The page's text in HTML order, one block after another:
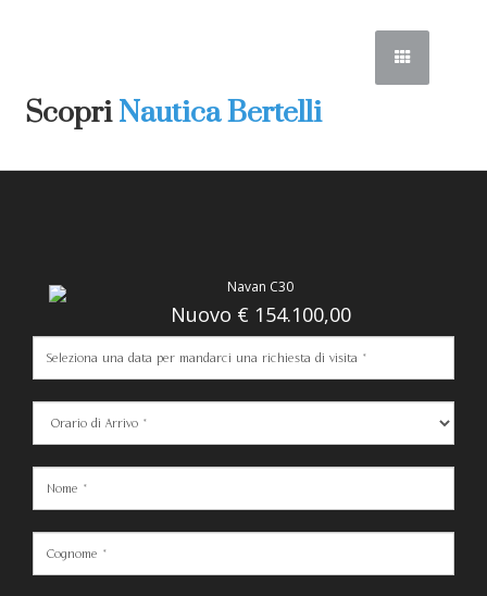
ScopriNautica Bertelli
Navan C30
Nuovo € 154.100,00